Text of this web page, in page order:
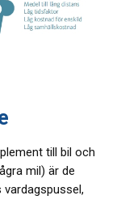
till bil och
mil) är de